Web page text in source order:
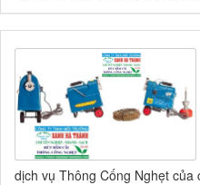
dịch vụ Thông Cống Nghẹt của